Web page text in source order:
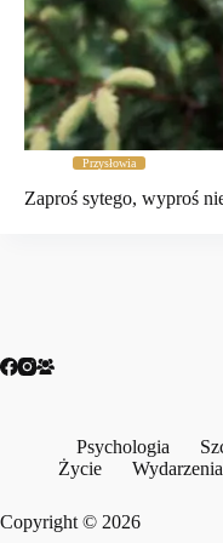
Przysłowia
Zaproś sytego, wyproś
Psychologia
Życie
Wydarzenia
Copyright © 2026